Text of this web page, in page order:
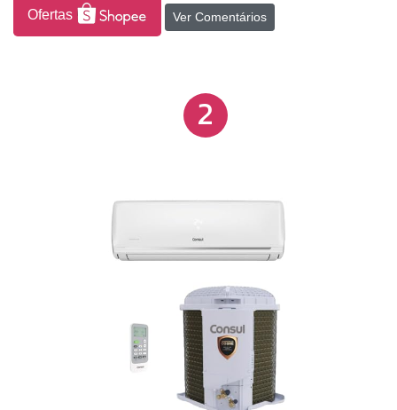
condicionado: inverter gás refrigerante: r-410a.
Serpentina: microcanal.
Ofertas Ver Comentários
2